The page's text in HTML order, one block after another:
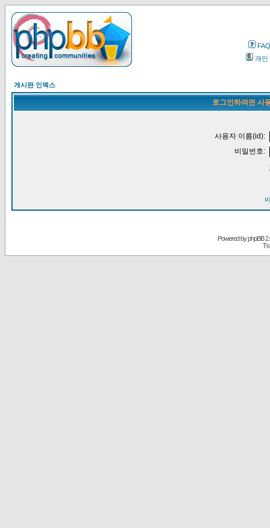
FAQ
개인
게시판 인덱스
로그인하려면 사
사용자 이름(id):
비밀번호:
Powered byphpBB